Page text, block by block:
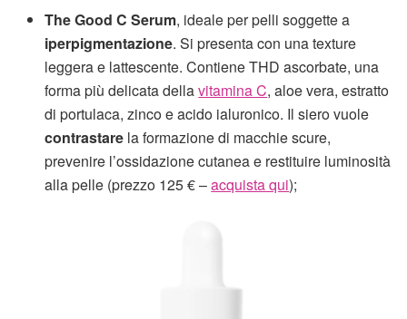
The Good C Serum, ideale per pelli soggette a
iperpigmentazione. Si presenta con una texture
leggera e lattescente. Contiene THD ascorbate, una
forma più delicata dellavitamina C, aloe vera, estratto
di portulaca, zinco e acido ialuronico. Il siero vuole
contrastare la formazione di macchie scure,
prevenire l’ossidazione cutanea e restituire luminosità
alla pelle (prezzo 125 € –acquista qui);